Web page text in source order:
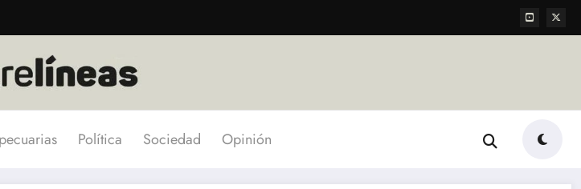
Política Sociedad Opinión